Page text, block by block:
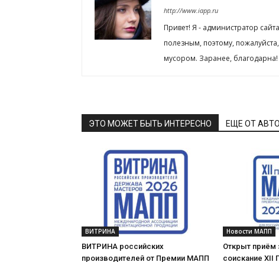
http://www.iapp.ru
Привет! Я - администратор
полезным, поэтому,
мусором. Заранее, благодарна!
ЭТО МОЖЕТ БЫТЬ ИНТЕРЕСНО ЕЩЕ ОТ
ВИТРИНА
ВИТРИНА российских
производителей от Премии МАПП
Новости МАПП
Открыт приём
соискание